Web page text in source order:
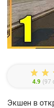
4.9 (97
Экшен в